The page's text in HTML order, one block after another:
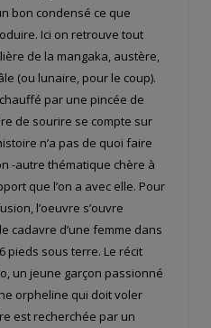
bon condensé ce que
Ici on retrouve tout
de la mangaka, austère,
(ou lunaire, pour le coup).
par une pincée de
de sourire se compte sur
n’a pas de quoi faire
-autre thématique chère à
que l’on a avec elle. Pour
l’oeuvre s’ouvre
cadavre d’une femme dans
pieds sous terre. Le récit
un jeune garçon passionné
orpheline qui doit voler
est recherchée par un